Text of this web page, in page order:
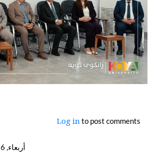
Log into post comments
أربعاء, 05/06/2026 - 10:55